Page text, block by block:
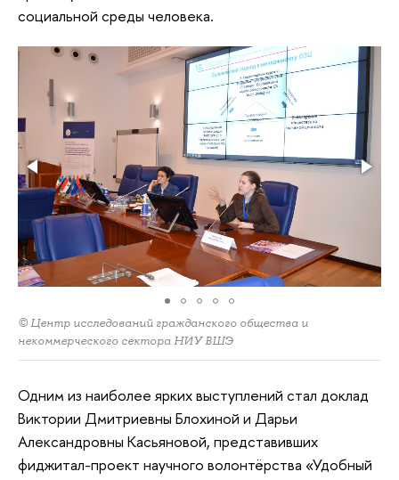
социальной среды человека.
© Центр исследований гражданского общества и
некоммерческого сектора НИУ ВШЭ
Одним из наиболее ярких выступлений стал доклад
Виктории Дмитриевны Блохиной и Дарьи
Александровны Касьяновой, представивших
фиджитал-проект научного волонтёрства «Удобный